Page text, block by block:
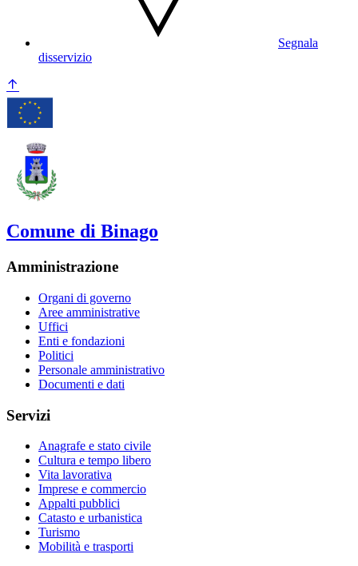
Segnala
disservizio
Comune di Binago
Amministrazione
Organi di governo
Aree amministrative
Uffici
Enti e fondazioni
Politici
Personale amministrativo
Documenti e dati
Servizi
Anagrafe e stato civile
Cultura e tempo libero
Vita lavorativa
Imprese e commercio
Appalti pubblici
Catasto e urbanistica
Turismo
Mobilità e trasporti